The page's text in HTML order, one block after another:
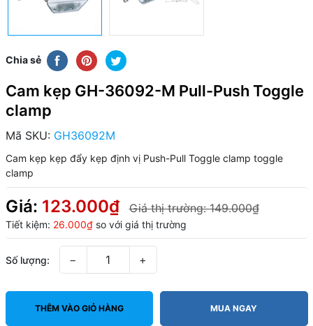
Chia sẻ
Cam kẹp GH-36092-M Pull-Push Toggle
clamp
Mã SKU: GH36092M
Cam kẹp kẹp đẩy kẹp định vị Push-Pull Toggle clamp toggle
clamp
Giá: 123.000₫ Giá thị trường:149.000₫
Tiết kiệm: 26.000₫so với giá thị trường
Số lượng: − +
THÊM VÀO GIỎ HÀNG MUA NGAY